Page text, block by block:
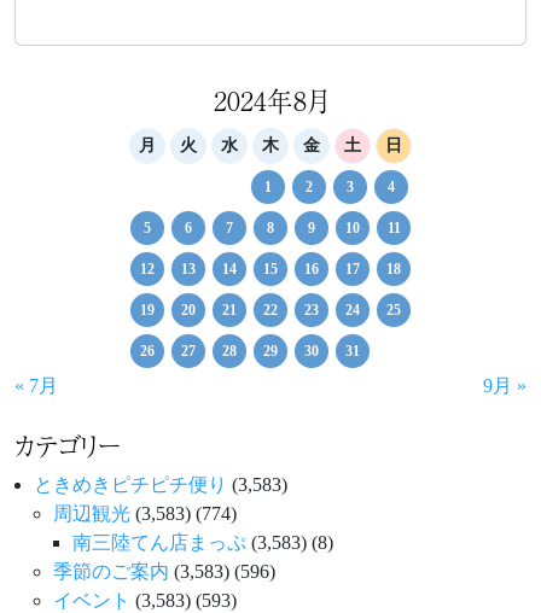
2024年8月
月 火 水 木 金 土 日
1 2 3 4
5 6 7 8 9 10 11
12 13 14 15 16 17 18
19 20 21 22 23 24 25
26 27 28 29 30 31
« 7月 9月 »
カテゴリー
ときめきピチピチ便り (3,583)
周辺観光 (3,583) (774)
南三陸てん店まっぷ (3,583) (8)
季節のご案内 (3,583) (596)
イベント (3,583) (593)